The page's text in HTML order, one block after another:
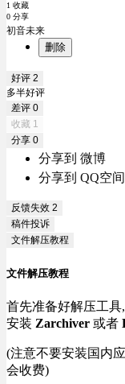
1 收藏
0 分享
初音未来
删除
好评 2
多半好评
差评 0
收藏 1
分享 0
分享到 微博
分享到 QQ空间
反馈失效 2
稿件投诉
文件解压教程
文件解压教程
首先准备好解压工具
安装 Zarchiver 或者
(注意不要安装国内
会收费)